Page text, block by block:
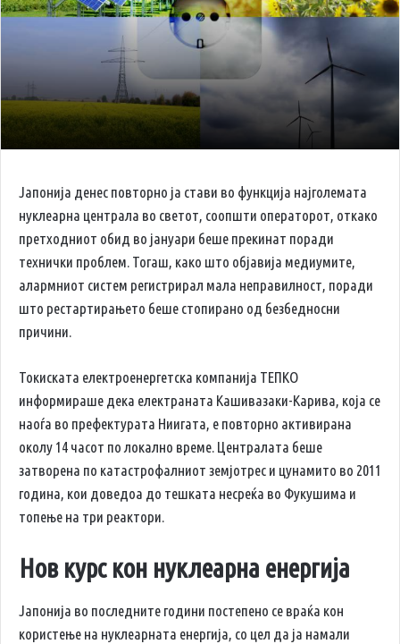
Јапонија денес повторно ја стави во функција најголемата
нуклеарна централа во светот, соопшти операторот, откако
претходниот обид во јануари беше прекинат поради
технички проблем. Тогаш, како што објавија медиумите,
алармниот систем регистрирал мала неправилност, поради
што рестартирањето беше стопирано од безбедносни
причини.
Токиската електроенергетска компанија ТЕПКО
информираше дека електраната Кашивазаки-Карива, која се
наоѓа во префектурата Ниигата, е повторно активирана
околу 14 часот по локално време. Централата беше
затворена по катастрофалниот земјотрес и цунамито во 2011
година, кои доведоа до тешката несреќа во Фукушима и
топење на три реактори.
Нов курс кон нуклеарна енергија
Јапонија во последните години постепено се враќа кон
користење на нуклеарната енергија, со цел да ја намали